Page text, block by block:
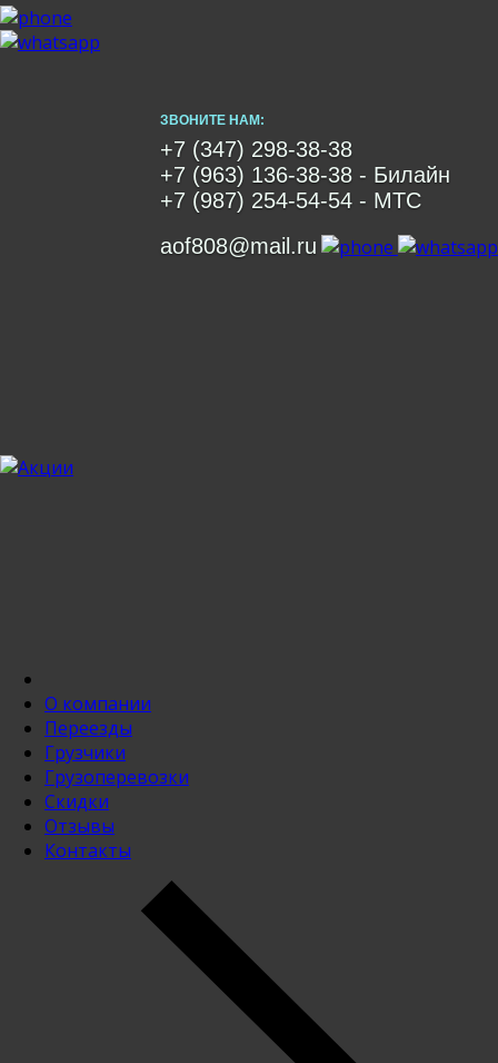
ЗВОНИТЕ НАМ:
+7 (347) 298-38-38
+7 (963) 136-38-38 - Билайн
+7 (987) 254-54-54 - МТС
aof808@mail.ru
О компании
Переезды
Грузчики
Грузоперевозки
Скидки
Отзывы
Контакты